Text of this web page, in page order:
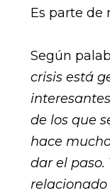
Es parte de
Según
crisis está
de los que
hace
dar el paso.